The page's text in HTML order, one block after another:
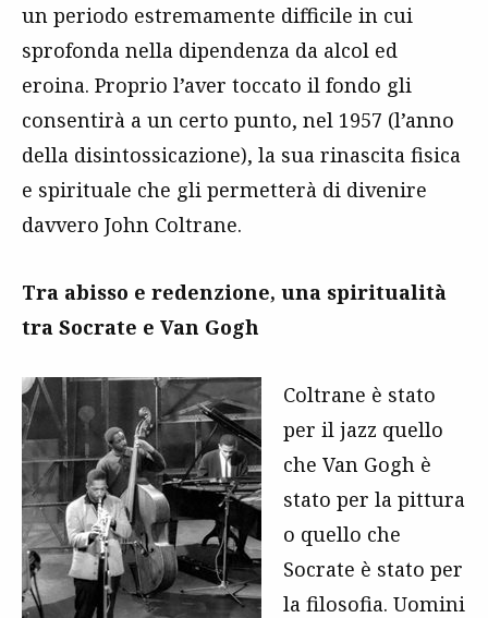
un periodo estremamente difficile in cui
sprofonda nella dipendenza da alcol ed
eroina. Proprio l’aver toccato il fondo gli
consentirà a un certo punto, nel 1957 (l’anno
della disintossicazione), la sua rinascita fisica
e spirituale che gli permetterà di divenire
davvero John Coltrane.
Tra abisso e redenzione, una spiritualità
tra Socrate e Van Gogh
Coltrane è stato
per il jazz quello
che Van Gogh è
stato per la pittura
o quello che
Socrate è stato per
la filosofia. Uomini